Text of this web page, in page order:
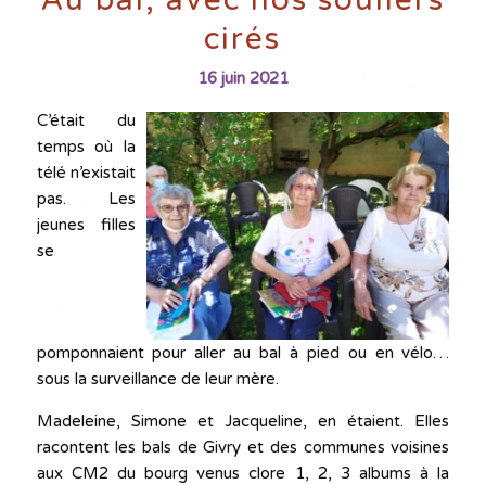
cirés
16 juin 2021
C’était du
temps où la
télé n’existait
pas. Les
jeunes filles
se
pomponnaient pour aller au bal à pied ou en vélo…
sous la surveillance de leur mère.
Madeleine, Simone et Jacqueline, en étaient. Elles
racontent les bals de Givry et des communes voisines
aux CM2 du bourg venus clore 1, 2, 3 albums à la